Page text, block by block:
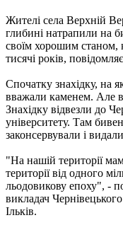
Жителі села Верхній
глибині натрапили на
своїм хорошим станом,
тисячі років, повідомляє
Спочатку знахідку, на
вважали каменем. Але
Знахідку відвезли до
університету. Там
законсервували і
"На нашій території
території від одного
льодовикову епоху", -
викладач
Ільків.